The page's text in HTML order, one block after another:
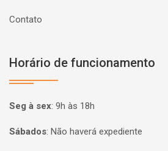
Contato
Horário de funcionamento
Seg à sex: 9h às 18h
Sábados: Não haverá expediente